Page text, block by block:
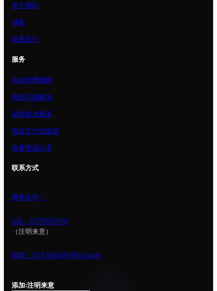
关于我们
博客
联系我们
服务
知识付费课程
报错问题解决
远程技术服务
商业工作流搭建
免费资源分享
联系方式
商务合作：
QQ：237365470
（注明来意）
邮箱：237365470@qq.com
添加:注明来意